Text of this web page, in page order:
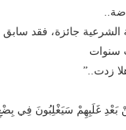
الشرعية جائزة، فقد
سنوات
زدت..”
بَعْدِ غَلَبِهِمْ سَيَغْلِبُونَ فِي